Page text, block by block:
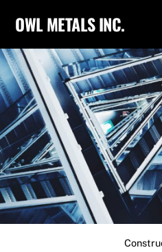
OWL METALS INC.